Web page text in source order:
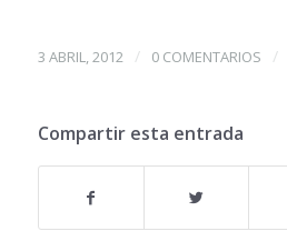
3 ABRIL, 2012 / 0 COMENTARIOS /
Compartir esta entrada